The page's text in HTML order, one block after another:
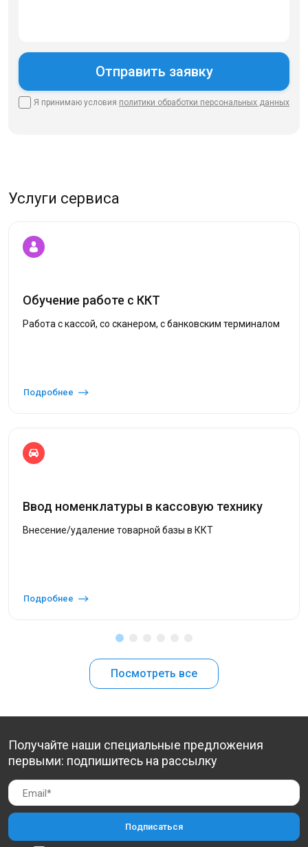
Я принимаю условия политики обработки персональных данных
Услуги сервиса
Обучение работе с ККТ
Работа с кассой, со сканером, с банковским терминалом
Подробнее
Ввод номенклатуры в кассовую технику
Внесение/удаление товарной базы в ККТ
Подробнее
Посмотреть все
Получайте наши специальные предложения
первыми: подпишитесь на рассылку